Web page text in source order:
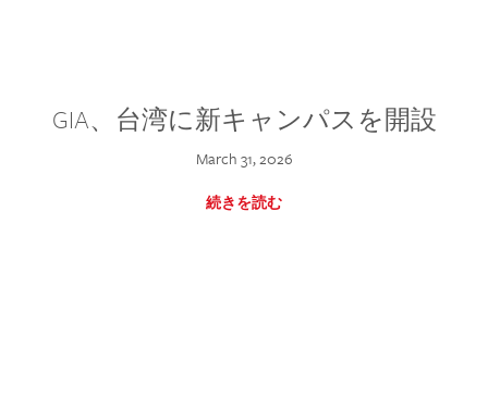
GIA、台湾に新キャンパスを開設
March 31, 2026
続きを読む